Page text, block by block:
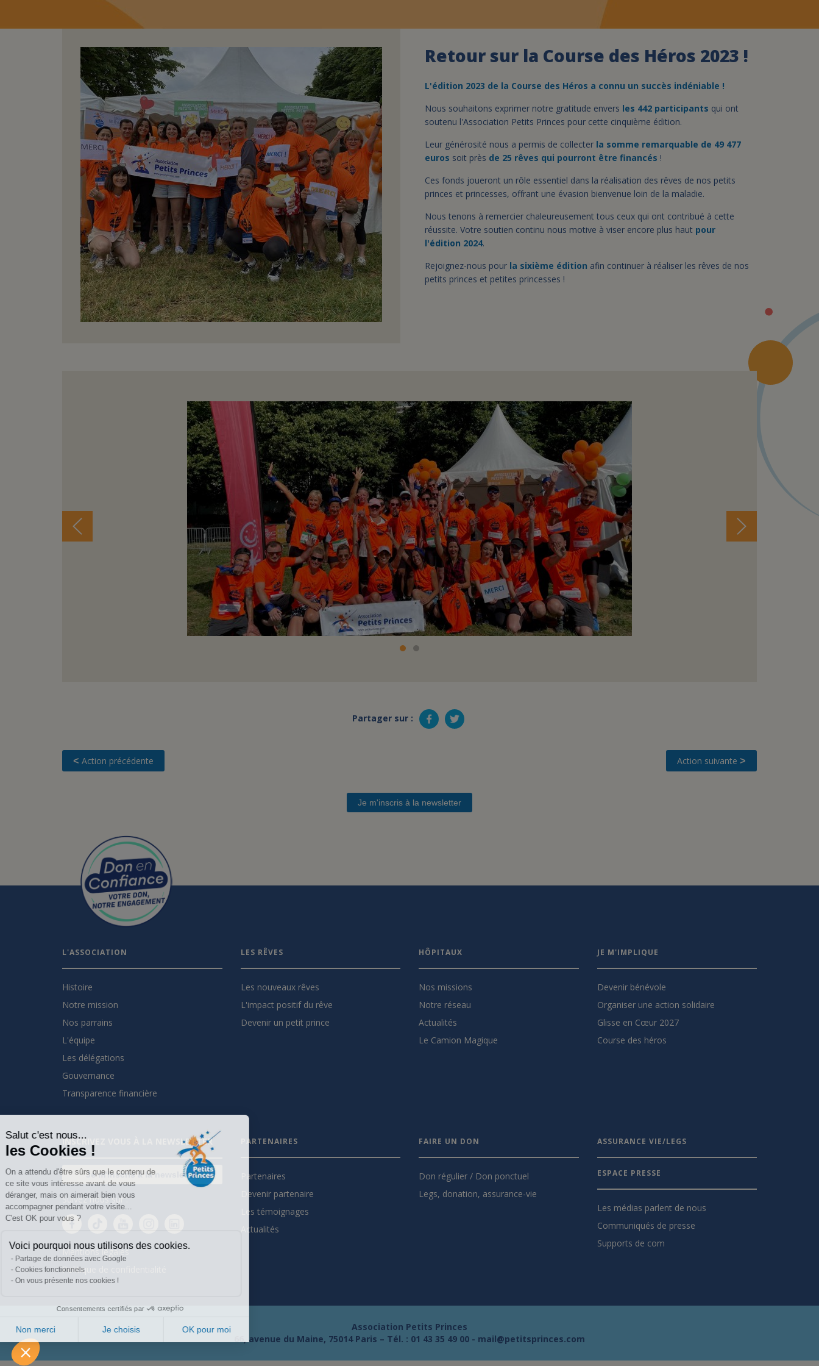
Salut c'est nous...
les Cookies !
On a attendu d'être sûrs que le contenu de
ce site vous intéresse avant de vous
déranger, mais on aimerait bien vous
accompagner pendant votre visite...
C'est OK pour vous ?
Voici pourquoi nous utilisons des cookies.
Partage de données avec Google
Cookies fonctionnels
On vous présente nos cookies !
Consentements certifiés par
Non merci Je choisis OK pour moi
Axeptio consent
Plateforme de Gestion du Consentement : Personnalisez vos Options
Notre plateforme vous permet d'adapter et de gérer vos paramètres de confidentialité, en garantissant la conformité avec les réglementations. Personnalisez vos préférences pour
Retour sur la Course des Héros 2023 !
L'édition 2023 de la Course des Héros a connu un succès indéniable !
Nous souhaitons exprimer notre gratitude envers les 442 participants qui ont
soutenu l'Association Petits Princes pour cette cinquième édition.
Leur générosité nous a permis de collecter la somme remarquable de 49 477
euros soit près de 25 rêves qui pourront être financés !
Ces fonds joueront un rôle essentiel dans la réalisation des rêves de nos petits
princes et princesses, offrant une évasion bienvenue loin de la maladie.
Nous tenons à remercier chaleureusement tous ceux qui ont contribué à cette
réussite. Votre soutien continu nous motive à viser encore plus haut pour
l'édition 2024.
Rejoignez-nous pour la sixième édition afin continuer à réaliser les rêves de nos
petits princes et petites princesses !
Partager sur :
< Action précédente Action suivante >
Je m'inscris à la newsletter
L'ASSOCIATION
Histoire
Notre mission
Nos parrains
L'équipe
Les délégations
Gouvernance
Transparence financière
LES RÊVES
Les nouveaux rêves
L'impact positif du rêve
Devenir un petit prince
HÔPITAUX
Nos missions
Notre réseau
Actualités
Le Camion Magique
JE M'IMPLIQUE
Devenir bénévole
Organiser une action solidaire
Glisse en Cœur 2027
Course des héros
INSCRIVEZ VOUS À LA NEWSLETTER
Je m'inscris à la newsletter
Suivez nous sur :
Mentions légales
Politique de confidentialité
PARTENAIRES
Partenaires
Devenir partenaire
Les témoignages
Actualités
FAIRE UN DON
Don régulier / Don ponctuel
Legs, donation, assurance-vie
ASSURANCE VIE/LEGS
ESPACE PRESSE
Les médias parlent de nous
Communiqués de presse
Supports de com
Association Petits Princes
66, avenue du Maine, 75014 Paris – Tél. : 01 43 35 49 00 - mail@petitsprinces.com